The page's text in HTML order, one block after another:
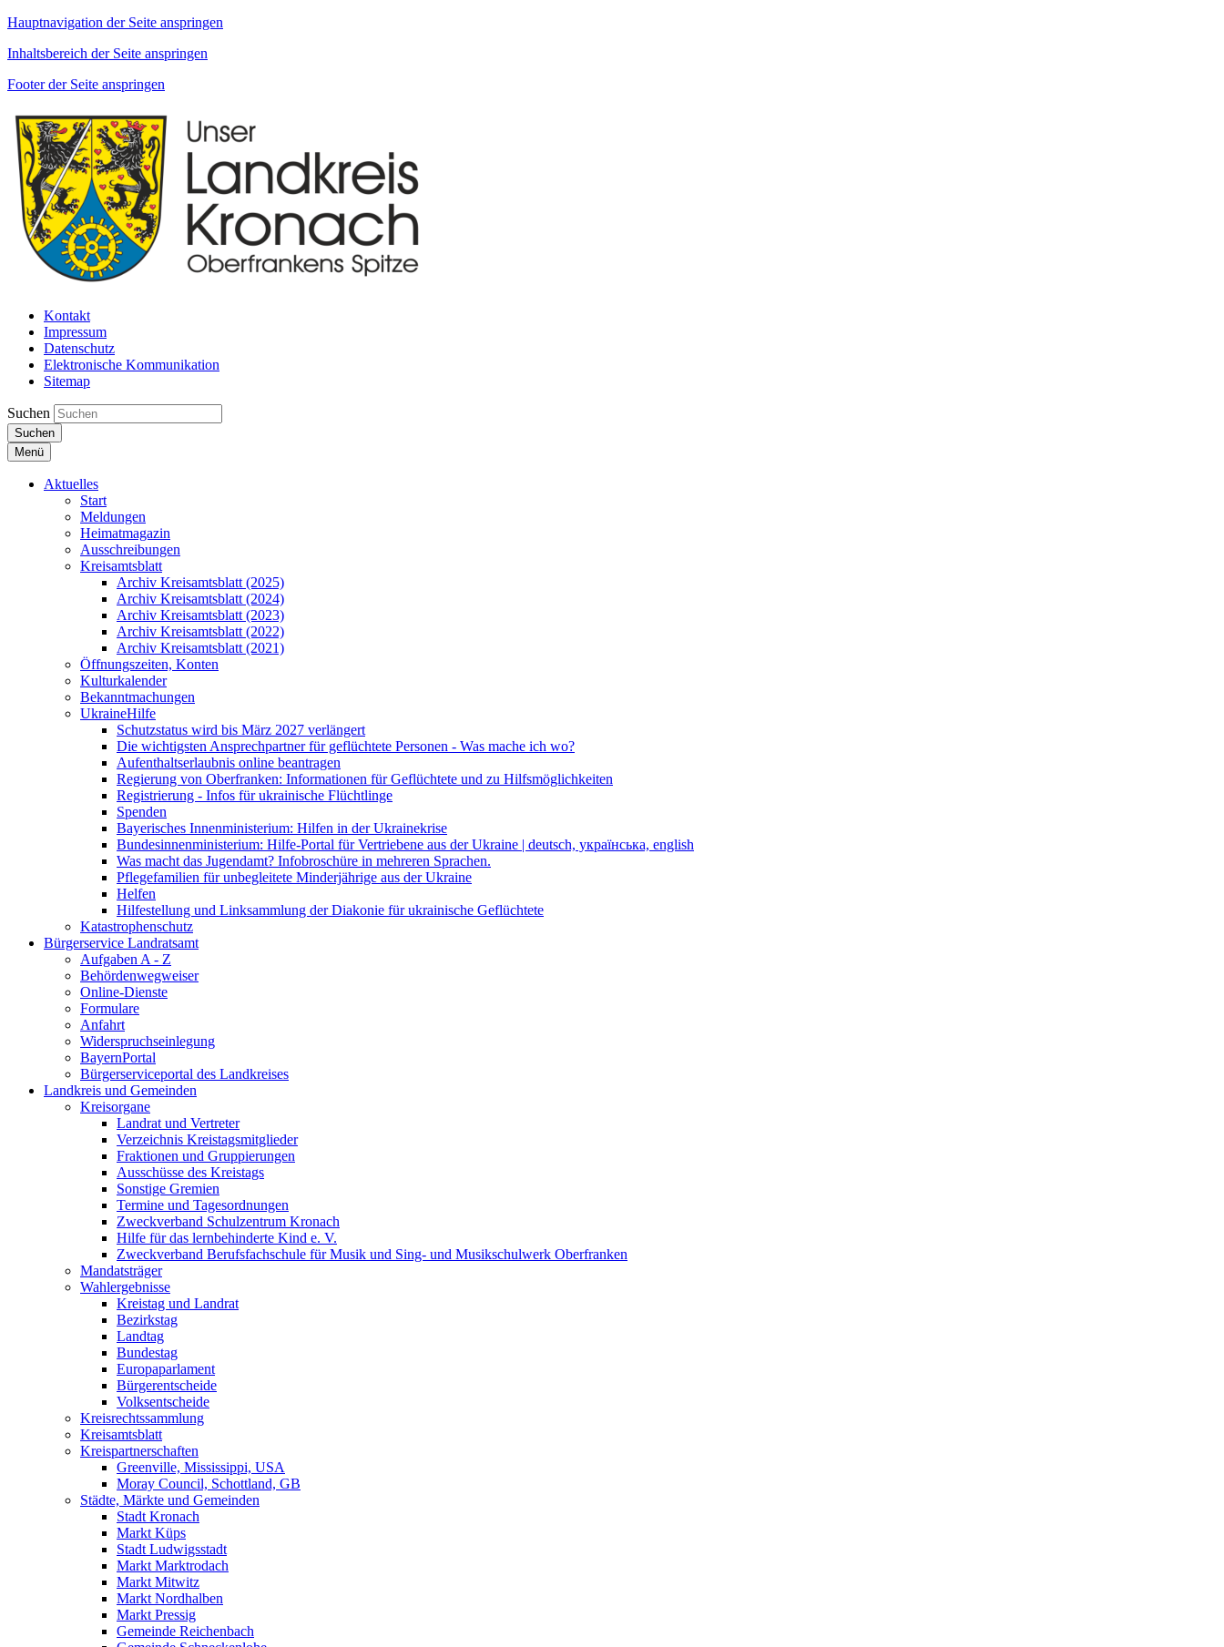
Hauptnavigation der Seite anspringen
Inhaltsbereich der Seite anspringen
Footer der Seite anspringen
Kontakt
Impressum
Datenschutz
Elektronische Kommunikation
Sitemap
Suchen
Suchen
Menü
Aktuelles
Start
Meldungen
Heimatmagazin
Ausschreibungen
Kreisamtsblatt
Archiv Kreisamtsblatt (2025)
Archiv Kreisamtsblatt (2024)
Archiv Kreisamtsblatt (2023)
Archiv Kreisamtsblatt (2022)
Archiv Kreisamtsblatt (2021)
Öffnungszeiten, Konten
Kulturkalender
Bekanntmachungen
UkraineHilfe
Schutzstatus wird bis März 2027 verlängert
Die wichtigsten Ansprechpartner für geflüchtete Personen - Was mache ich wo?
Aufenthaltserlaubnis online beantragen
Regierung von Oberfranken: Informationen für Geflüchtete und zu Hilfsmöglichkeiten
Registrierung - Infos für ukrainische Flüchtlinge
Spenden
Bayerisches Innenministerium: Hilfen in der Ukrainekrise
Bundesinnenministerium: Hilfe-Portal für Vertriebene aus der Ukraine | deutsch, українська, english
Was macht das Jugendamt? Infobroschüre in mehreren Sprachen.
Pflegefamilien für unbegleitete Minderjährige aus der Ukraine
Helfen
Hilfestellung und Linksammlung der Diakonie für ukrainische Geflüchtete
Katastrophenschutz
Bürgerservice Landratsamt
Aufgaben A - Z
Behördenwegweiser
Online-Dienste
Formulare
Anfahrt
Widerspruchseinlegung
BayernPortal
Bürgerserviceportal des Landkreises
Landkreis und Gemeinden
Kreisorgane
Landrat und Vertreter
Verzeichnis Kreistagsmitglieder
Fraktionen und Gruppierungen
Ausschüsse des Kreistags
Sonstige Gremien
Termine und Tagesordnungen
Zweckverband Schulzentrum Kronach
Hilfe für das lernbehinderte Kind e. V.
Zweckverband Berufsfachschule für Musik und Sing- und Musikschulwerk Oberfranken
Mandatsträger
Wahlergebnisse
Kreistag und Landrat
Bezirkstag
Landtag
Bundestag
Europaparlament
Bürgerentscheide
Volksentscheide
Kreisrechtssammlung
Kreisamtsblatt
Kreispartnerschaften
Greenville, Mississippi, USA
Moray Council, Schottland, GB
Städte, Märkte und Gemeinden
Stadt Kronach
Markt Küps
Stadt Ludwigsstadt
Markt Marktrodach
Markt Mitwitz
Markt Nordhalben
Markt Pressig
Gemeinde Reichenbach